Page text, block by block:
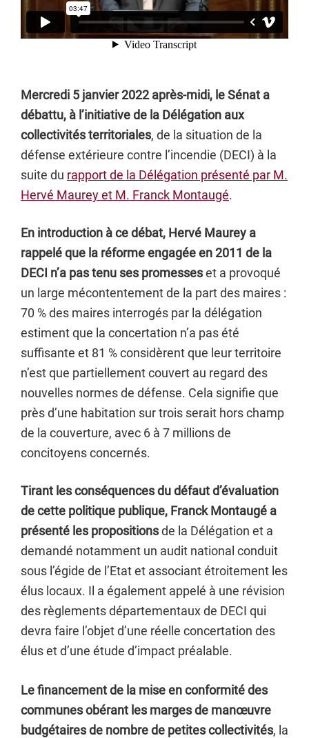
Mercredi 5 janvier 2022 après-midi, le Sénat a
débattu, à l’initiative de la Délégation aux
collectivités territoriales, de la situation de la
défense extérieure contre l’incendie (DECI) à la
suite du rapport de la Délégation présenté par M.
Hervé Maurey et M. Franck Montaugé.
En introduction à ce débat, Hervé Maurey a
rappelé que la réforme engagée en 2011 de la
DECI n’a pas tenu ses promesseset a provoqué
un large mécontentement de la part des maires :
70 % des maires interrogés par la délégation
estiment que la concertation n’a pas été
suffisante et 81 % considèrent que leur territoire
n’est que partiellement couvert au regard des
nouvelles normes de défense. Cela signifie que
près d’une habitation sur trois serait hors champ
de la couverture, avec 6 à 7 millions de
concitoyens concernés.
Tirant les conséquences du défaut d’évaluation
de cette politique publique, Franck Montaugé a
présenté les propositionsde la Délégation et a
demandé notamment un audit national conduit
sous l’égide de l’Etat et associant étroitement les
élus locaux. Il a également appelé à une révision
des règlements départementaux de DECI qui
devra faire l’objet d’une réelle concertation des
élus et d’une étude d’impact préalable.
Le financement de la mise en conformité des
communes obérant les marges de manœuvre
budgétaires de nombre de petites collectivités, la